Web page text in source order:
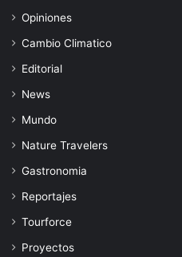
Opiniones
Cambio Climatico
Editorial
News
Mundo
Nature Travelers
Gastronomia
Reportajes
Tourforce
Proyectos